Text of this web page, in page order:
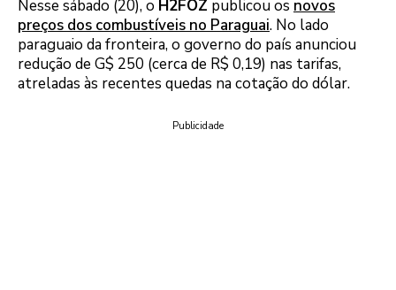
Nesse sábado (20), o H2FOZ publicou os novos
preços dos combustíveis no Paraguai. No lado
paraguaio da fronteira, o governo do país anunciou
redução de G$ 250 (cerca de R$ 0,19) nas tarifas,
atreladas às recentes quedas na cotação do dólar.
Publicidade